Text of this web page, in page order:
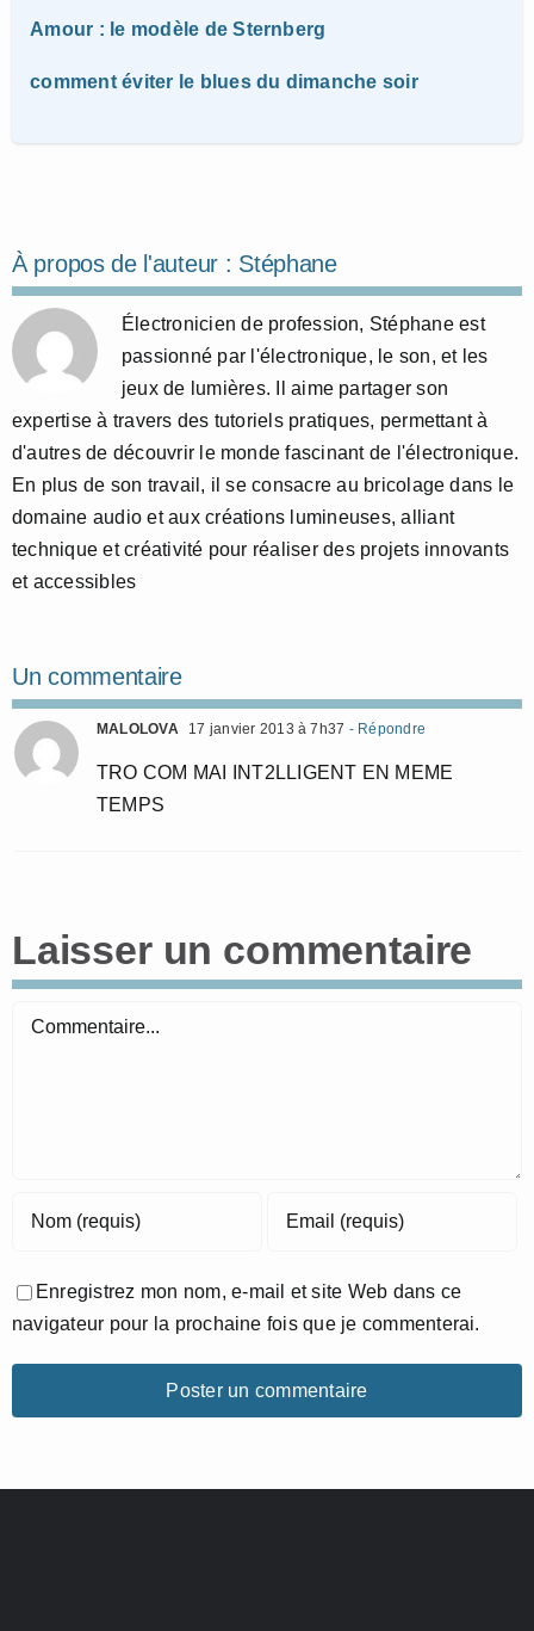
Amour : le modèle de Sternberg
comment éviter le blues du dimanche soir
À propos de l'auteur : Stéphane
Électronicien de profession, Stéphane est
passionné par l'électronique, le son, et les
jeux de lumières. Il aime partager son
expertise à travers des tutoriels pratiques, permettant à
d'autres de découvrir le monde fascinant de l'électronique.
En plus de son travail, il se consacre au bricolage dans le
domaine audio et aux créations lumineuses, alliant
technique et créativité pour réaliser des projets innovants
et accessibles
Un commentaire
MALOLOVA 17 janvier 2013 à 7h37 - Répondre
TRO COM MAI INT2LLIGENT EN MEME
TEMPS
Laisser un commentaire
Commentaire
Enregistrez mon nom, e-mail et site Web dans ce
navigateur pour la prochaine fois que je commenterai.